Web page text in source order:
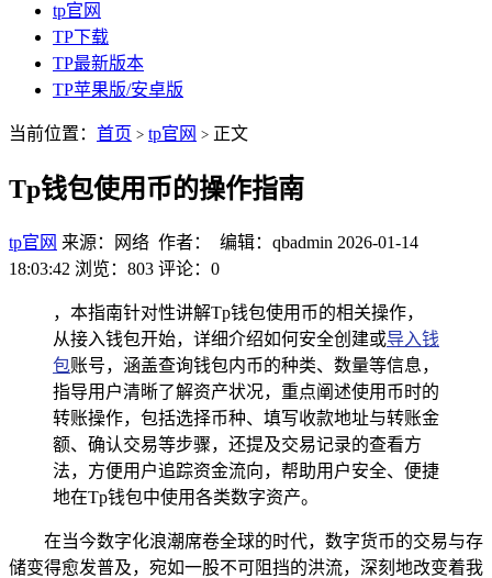
tp官网
TP下载
TP最新版本
TP苹果版/安卓版
当前位置： 首页 > tp官网 > 正文
Tp钱包使用币的操作指南
tp官网 来源：网络 作者： 编辑：qbadmin 2026-01-14
18:03:42 浏览：803 评论：0
，本指南针对性讲解Tp钱包使用币的相关操作，
从接入钱包开始，详细介绍如何安全创建或导入钱
包账号，涵盖查询钱包内币的种类、数量等信息，
指导用户清晰了解资产状况，重点阐述使用币时的
转账操作，包括选择币种、填写收款地址与转账金
额、确认交易等步骤，还提及交易记录的查看方
法，方便用户追踪资金流向，帮助用户安全、便捷
地在Tp钱包中使用各类数字资产。
在当今数字化浪潮席卷全球的时代，数字货币的交易与存
储变得愈发普及，宛如一股不可阻挡的洪流，深刻地改变着我